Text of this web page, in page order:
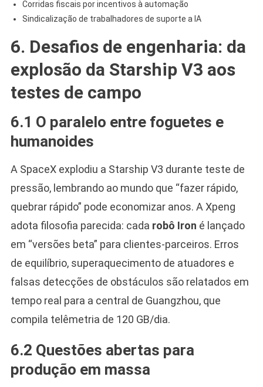
Corridas fiscais por incentivos à automação
Sindicalização de trabalhadores de suporte a IA
6. Desafios de engenharia: da
explosão da Starship V3 aos
testes de campo
6.1 O paralelo entre foguetes e
humanoides
A SpaceX explodiu a Starship V3 durante teste de
pressão, lembrando ao mundo que “fazer rápido,
quebrar rápido” pode economizar anos. A Xpeng
adota filosofia parecida: cada robô Iron é lançado
em “versões beta” para clientes-parceiros. Erros
de equilíbrio, superaquecimento de atuadores e
falsas detecções de obstáculos são relatados em
tempo real para a central de Guangzhou, que
compila telêmetria de 120 GB/dia.
6.2 Questões abertas para
produção em massa